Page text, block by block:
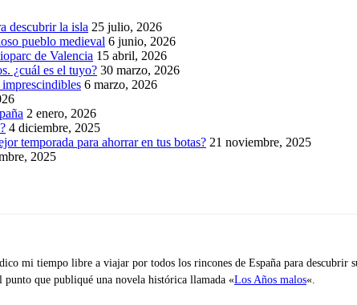
descubrir la isla 25 julio, 2026
pueblo medieval 6 junio, 2026
de Valencia 15 abril, 2026
¿cuál es el tuyo? 30 marzo, 2026
6 marzo, 2026
2 enero, 2026
4 diciembre, 2025
temporada para ahorrar en tus botas? 21 noviembre, 2025
2025
mi tiempo libre a viajar por todos los rincones de España para descubrir
punto que publiqué una novela histórica llamada «Los Años malos«.